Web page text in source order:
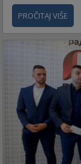
PROČITAJ VIŠE